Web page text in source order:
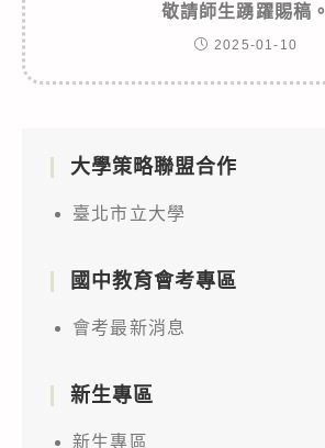
敬請師生踴躍賜稿。
2025-01-10
大學策略聯盟合作
臺北市立大學
國中教育會考專區
會考最新消息
新生專區
新生專區